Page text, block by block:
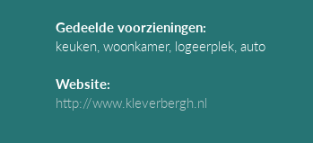
Gedeelde voorzieningen:
keuken, woonkamer, logeerplek, auto
Website:
http://www.kleverbergh.nl